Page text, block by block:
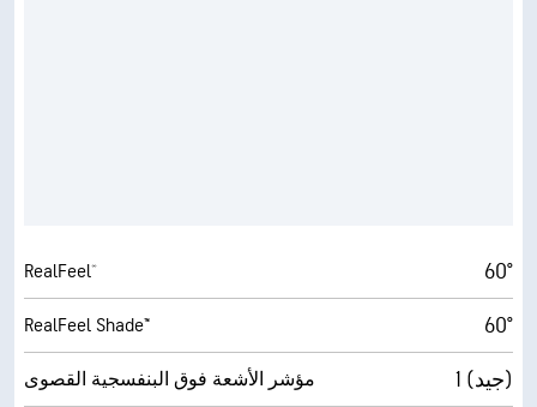
RealFeel® 60°
RealFeel Shade™ 60°
مؤشر الأشعة فوق البنفسجية القصوى 1 (جيد)